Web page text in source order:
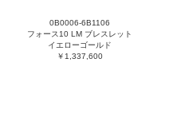
0B0006-6B1106
フォース10 LM ブレスレット
イエローゴールド
￥1,337,600